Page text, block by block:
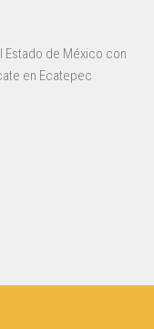
Estado de México con
en Ecatepec